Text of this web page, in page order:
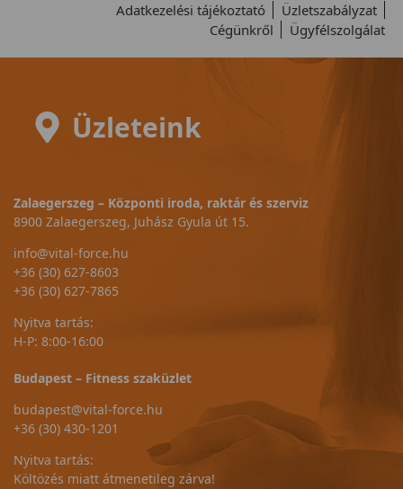
Adatkezelési tájékoztató
Üzletszabályzat
Cégünkről
Ügyfélszolgálat
Üzleteink
Zalaegerszeg – Központi iroda, raktár és szerviz
8900 Zalaegerszeg, Juhász Gyula út 15.
info@vital-force.hu
+36 (30) 627-8603
+36 (30) 627-7865
Nyitva tartás:
H-P: 8:00-16:00
Budapest – Fitness szaküzlet
budapest@vital-force.hu
+36 (30) 430-1201
Nyitva tartás:
Költözés miatt átmenetileg zárva!